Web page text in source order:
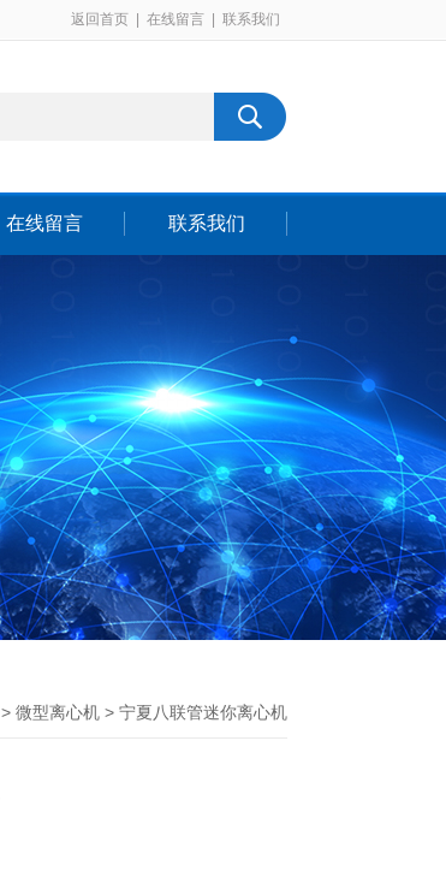
返回首页 在线留言 联系我们
在线留言 联系我们
> 微型离心机 > 宁夏八联管迷你离心机